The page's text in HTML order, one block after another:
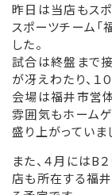
寺院施工
当店の歩み
職人紹介
新着情報・納入
お問い合わせ・
昨日は当店もス
スポーツチーム「
した。
試合は終盤まで
が冴えわたり、１
会場は福井市営
雰囲気もホーム
盛り上がっていま
また、４月にはB
店も所在する福